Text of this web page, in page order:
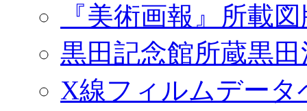
『美術画報』所載
黒田記念館所蔵黒
X線フィルムデータ